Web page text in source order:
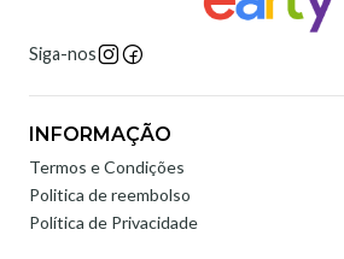
Siga-nos
INFORMAÇÃO
Termos e Condições
Politica de reembolso
Política de Privacidade